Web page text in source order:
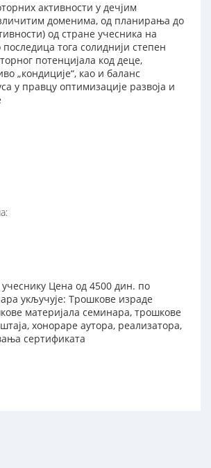
активности у дечјим
доменима, од планирања до
од стране учесника на
тога солиднији степен
потенцијала код деце,
„кондиције“, као и баланс
у правцу оптимизације развоја и
Цена од 4500 дин. по
укључује: Трошкове израде
материјала семинара, трошкове
хонораре аутора, реализатора,
сертификата